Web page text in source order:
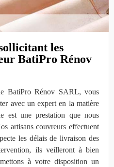
les
BatiPro Rénov
BatiPro Rénov SARL, vous
avec un expert en la matière
est une prestation que nous
artisans couvreurs effectuent
les délais de livraison des
ils veilleront à bien
à votre disposition un